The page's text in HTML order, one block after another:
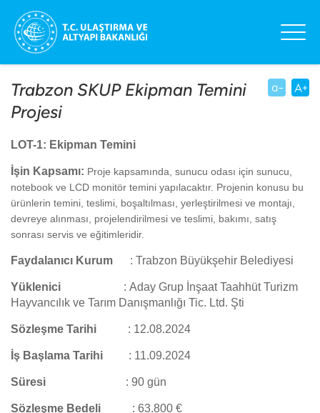
Trabzon SKUP Ekipman Temini
Projesi
LOT-1: Ekipman Temini
İşin Kapsamı: Proje kapsamında, sunucu odası için sunucu,
notebook ve LCD monitör temini yapılacaktır. Projenin konusu bu
ürünlerin temini, teslimi, boşaltılması, yerleştirilmesi ve montajı,
devreye alınması, projelendirilmesi ve teslimi, bakımı, satış
sonrası servis ve eğitimleridir.
Faydalanıcı Kurum : Trabzon Büyükşehir Belediyesi
Yüklenici : Aday Grup İnşaat Taahhüt Turizm
Hayvancılık ve Tarım Danışmanlığı Tic. Ltd. Şti
Sözleşme Tarihi : 12.08.2024
İş Başlama Tarihi : 11.09.2024
Süresi : 90 gün
Sözleşme Bedeli : 63.800 €